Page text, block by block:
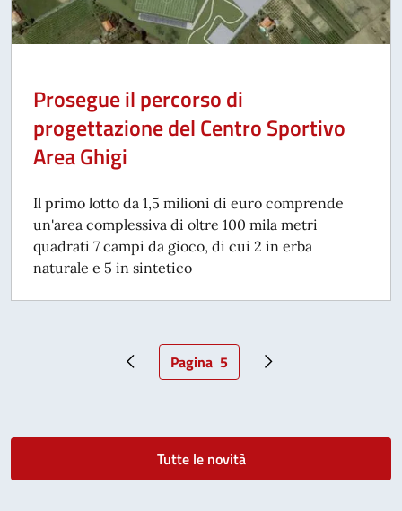
Prosegue il percorso di
progettazione del Centro Sportivo
Area Ghigi
Il primo lotto da 1,5 milioni di euro comprende
un'area complessiva di oltre 100 mila metri
quadrati 7 campi da gioco, di cui 2 in erba
naturale e 5 in sintetico
Pagina precedente
Pagina attuale
Pagina 5 Pagina successiva
Tutte le novità